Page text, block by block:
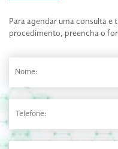
Para agendar uma consulta e
procedimento, preencha o